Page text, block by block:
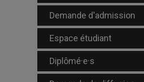
Demande d'admission
Espace étudiant
Diplômé·e·s